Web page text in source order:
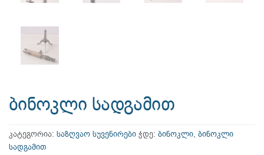
ბინოკლი სადგამით
კატეგორია: საზღვაო სუვენირები ჭდე: ბინოკლი, ბინოკლი
სადგამით